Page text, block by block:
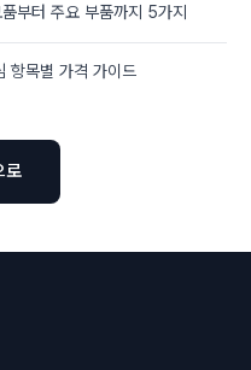
부터 주요 부품까지 5가지
항목별 가격 가이드
로